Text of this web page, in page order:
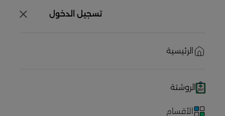
تسجيل الدخول
الرئيسية
الروشتة
الأقسام